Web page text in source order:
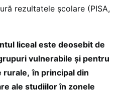
rezultatele școlare (PISA,
liceal este deosebit de
vulnerabile și pentru
rurale, în principal din
ale studiilor în zonele